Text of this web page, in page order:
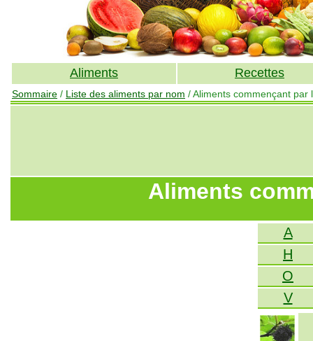
Aliments Recettes
Sommaire / Liste des aliments par nom / Aliments commençant par
Aliments
A
H
O
V